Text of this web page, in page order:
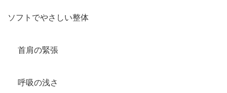
ソフトでやさしい整体
首肩の緊張
呼吸の浅さ